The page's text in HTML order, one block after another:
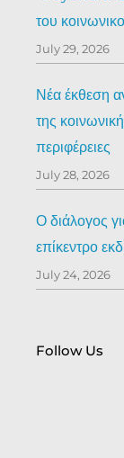
του
July 29, 2026
Νέα έκθεση
της
περιφέρειες
July 28, 2026
Ο διάλογος
επίκεντρο
July 24, 2026
Follow Us